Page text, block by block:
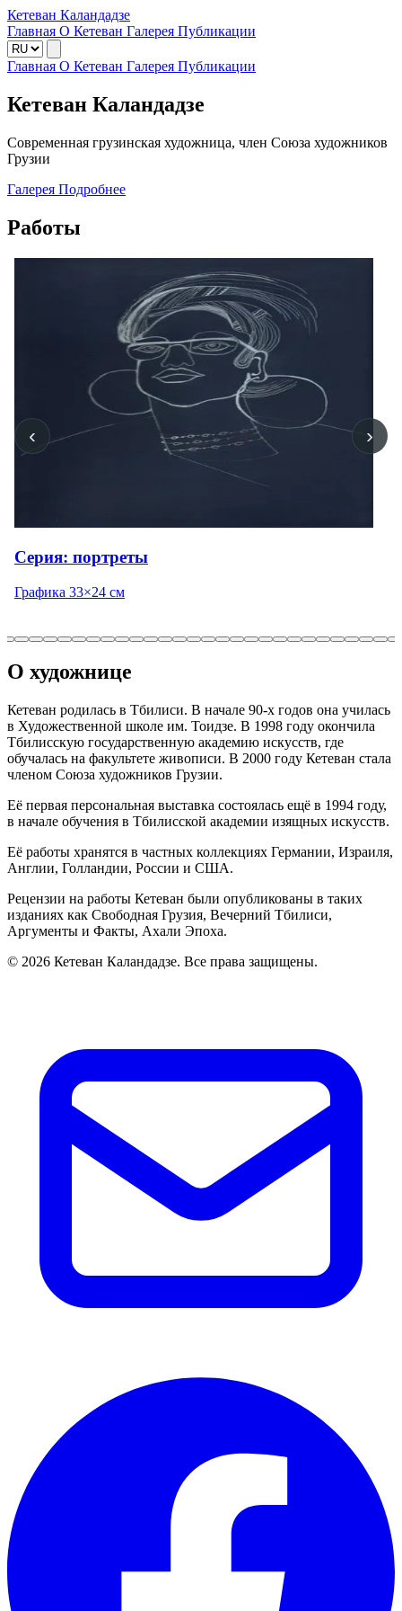
Кетеван Каландадзе
Главная О Кетеван Галерея Публикации
Главная О Кетеван Галерея Публикации
Кетеван Каландадзе
Современная грузинская художница, член Союза художников
Грузии
Галерея Подробнее
Работы
Серия: портреты
Графика 33×24 см
‹ ›
О художнице
Кетеван родилась в Тбилиси. В начале 90-х годов она училась
в Художественной школе им. Тоидзе. В 1998 году окончила
Тбилисскую государственную академию искусств, где
обучалась на факультете живописи. В 2000 году Кетеван стала
членом Союза художников Грузии.
Её первая персональная выставка состоялась ещё в 1994 году,
в начале обучения в Тбилисской академии изящных искусств.
Её работы хранятся в частных коллекциях Германии, Израиля,
Англии, Голландии, России и США.
Рецензии на работы Кетеван были опубликованы в таких
изданиях как Свободная Грузия, Вечерний Тбилиси,
Аргументы и Факты, Ахали Эпоха.
© 2026 Кетеван Каландадзе. Все права защищены.